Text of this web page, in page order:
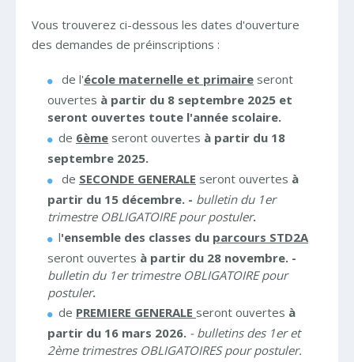
Vous trouverez ci-dessous les dates d'ouverture
des demandes de préinscriptions :
de l'école maternelle et primaire seront
ouvertes à partir du 8 septembre 2025 et
seront ouvertes toute l'année scolaire.
de 6ème seront ouvertes à partir du 18
septembre 2025.
de SECONDE GENERALE seront ouvertes à
partir du 15 décembre. - bulletin du 1er
trimestre OBLIGATOIRE pour postuler.
l'ensemble des classes du parcours STD2A
seront ouvertes à partir du 28 novembre. -
bulletin du 1er trimestre OBLIGATOIRE pour
postuler.
de PREMIERE GENERALE seront ouvertes à
partir du 16 mars 2026. - bulletins des 1er et
2ème trimestres OBLIGATOIRES pour postuler.